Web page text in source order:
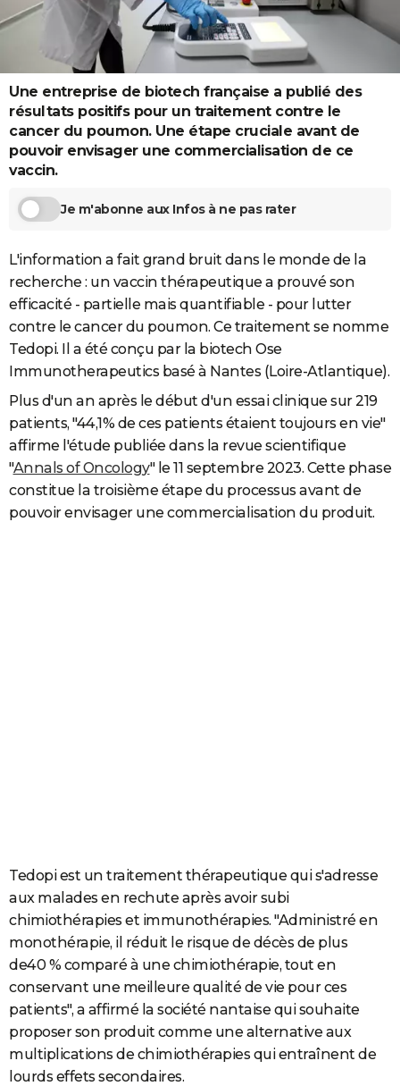
Destinations
City break
Voyage nature
Voyage de noces
Forum
Climat
+
PHOTO
GUIDES D'ACHAT
BONS PLANS
CARTE DE VOEUX
Carte de Noël
Carte Bonne année
Carte Saint-Valentin
Carte Pâques
Carte d'anniversaire
DICTIONNAIRE
Dictionnaire
Biographies
Citations
Expressions
Proverbes
PROGRAMME TV
AVIS DE DÉCÈS
FORUM
Bricolage
Lifestyle
Culture
Sport
Auto
Television
Voyage
Cinema
Une entreprise de biotech française a publié des
résultats positifs pour un traitement contre le
cancer du poumon. Une étape cruciale avant de
pouvoir envisager une commercialisation de ce
vaccin.
Je m'abonne aux Infos à ne pas rater
L'information a fait grand bruit dans le monde de la
recherche : un vaccin thérapeutique a prouvé son
efficacité - partielle mais quantifiable - pour lutter
contre le cancer du poumon. Ce traitement se nomme
Tedopi. Il a été conçu par la biotech Ose
Immunotherapeutics basé à Nantes (Loire-Atlantique).
Plus d'un an après le début d'un essai clinique sur 219
patients, "44,1% de ces patients étaient toujours en vie"
affirme l'étude publiée dans la revue scientifique
"Annals of Oncology" le 11 septembre 2023. Cette phase
constitue la troisième étape du processus avant de
pouvoir envisager une commercialisation du produit.
Tedopi est un traitement thérapeutique qui s'adresse
aux malades en rechute après avoir subi
chimiothérapies et immunothérapies. "Administré en
monothérapie, il réduit le risque de décès de plus
de40 % comparé à une chimiothérapie, tout en
conservant une meilleure qualité de vie pour ces
patients", a affirmé la société nantaise qui souhaite
proposer son produit comme une alternative aux
multiplications de chimiothérapies qui entraînent de
lourds effets secondaires.